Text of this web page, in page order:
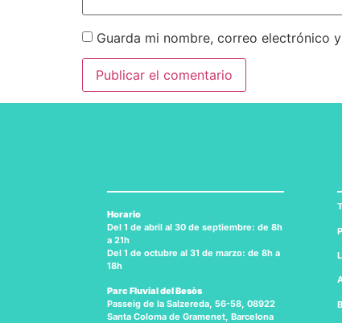
Guarda mi nombre, correo electrónico
Horario
Del 1 de abril al 30 de septiembre: de 8h
a 21h
Del 1 de octubre al 31 de marzo: de 8h a
18h
Parc Fluvial del Besòs
Passeig de la Salzereda, 56-58, 08922
Santa Coloma de Gramenet, Barcelona